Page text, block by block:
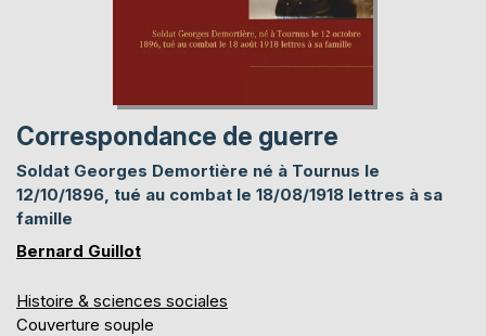
Correspondance de guerre
Soldat Georges Demortière né à Tournus le
12/10/1896, tué au combat le 18/08/1918 lettres à sa
famille
Bernard Guillot
Histoire & sciences sociales
Couverture souple